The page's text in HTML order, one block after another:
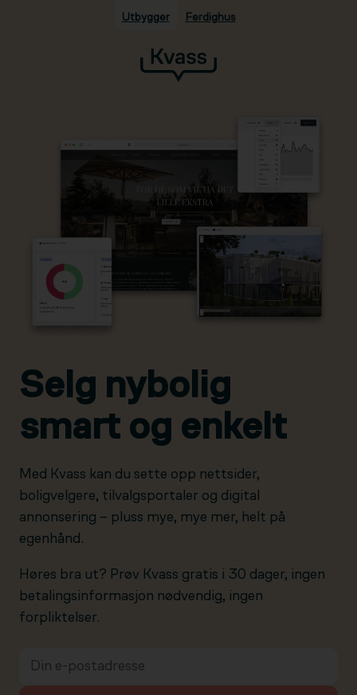
Hopp til hovedinnhold
Utbygger Ferdighus
Selg nybolig
smart og enkelt
Med Kvass kan du sette opp nettsider,
boligvelgere, tilvalgsportaler og digital
annonsering – pluss mye, mye mer, helt på
egenhånd.
Høres bra ut? Prøv Kvass gratis i 30 dager, ingen
betalingsinformasjon nødvendig, ingen
forpliktelser.